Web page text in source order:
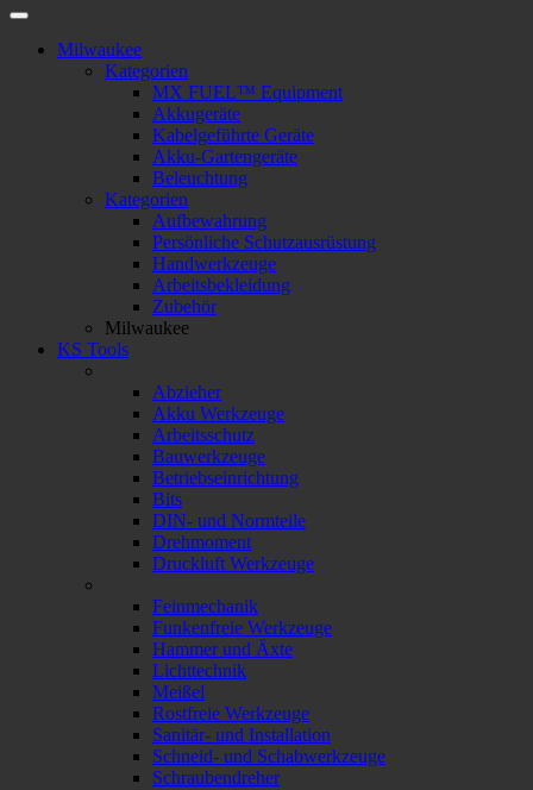
Milwaukee
Kategorien
MX FUEL™ Equipment
Akkugeräte
Kabelgeführte Geräte
Akku-Gartengeräte
Beleuchtung
Kategorien
Aufbewahrung
Persönliche Schutzausrüstung
Handwerkzeuge
Arbeitsbekleidung
Zubehör
Milwaukee
KS Tools
Abzieher
Akku Werkzeuge
Arbeitsschutz
Bauwerkzeuge
Betriebseinrichtung
Bits
DIN- und Normteile
Drehmoment
Druckluft Werkzeuge
Feinmechanik
Funkenfreie Werkzeuge
Hammer und Äxte
Lichttechnik
Meißel
Rostfreie Werkzeuge
Sanitär- und Installation
Schneid- und Schabwerkzeuge
Schraubendreher